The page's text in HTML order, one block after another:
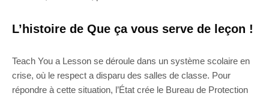
L’histoire de Que ça vous serve de leçon !
Teach You a Lesson se déroule dans un système scolaire en
crise, où le respect a disparu des salles de classe. Pour
répondre à cette situation, l’État crée le Bureau de Protection